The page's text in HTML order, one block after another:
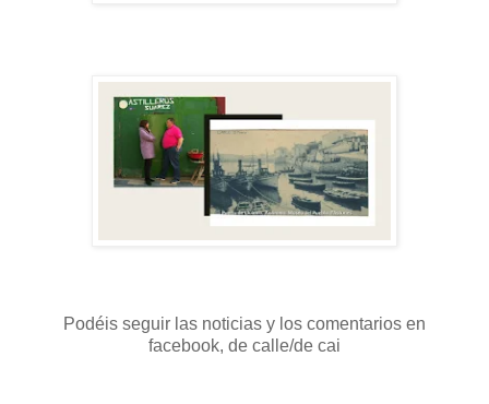
Podéis seguir las noticias y los comentarios en
facebook, de calle/de cai